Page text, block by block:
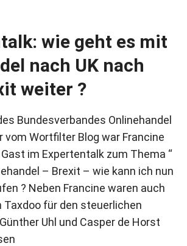
wie geht es mit
nach UK nach
weiter ?
Bundesverbandes Onlinehandel
vom Wortfilter Blog war Francine
im Expertentalk zum Thema “
– Brexit – wie kann ich nun
? Neben Francine waren auch
Taxdoo für den steuerlichen
Uhl und Casper de Horst